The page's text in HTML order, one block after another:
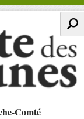
Comté